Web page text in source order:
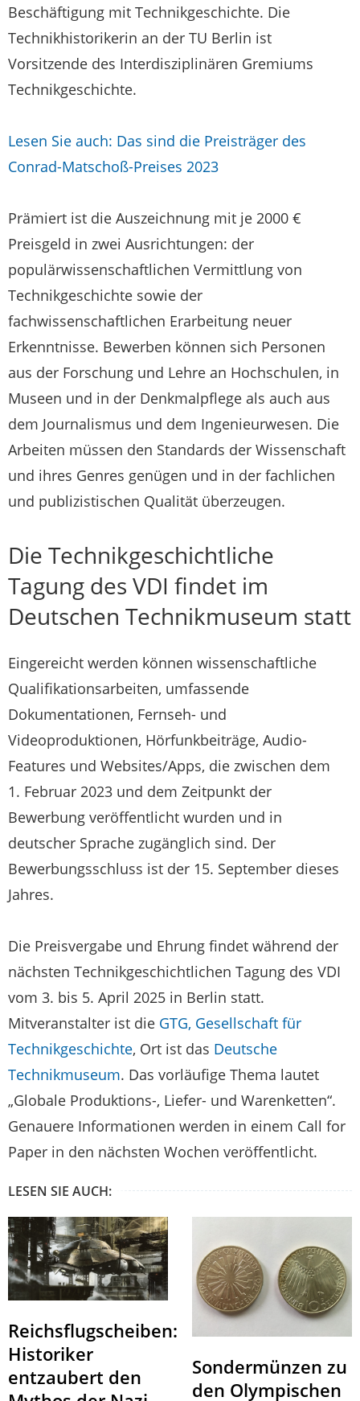
Beschäftigung mit Technikgeschichte. Die
Technikhistorikerin an der TU Berlin ist
Vorsitzende des Interdisziplinären Gremiums
Technikgeschichte.
Lesen Sie auch: Das sind die Preisträger des
Conrad-Matschoß-Preises 2023
Prämiert ist die Auszeichnung mit je 2000 €
Preisgeld in zwei Ausrichtungen: der
populärwissenschaftlichen Vermittlung von
Technikgeschichte sowie der
fachwissenschaftlichen Erarbeitung neuer
Erkenntnisse. Bewerben können sich Personen
aus der Forschung und Lehre an Hochschulen, in
Museen und in der Denkmalpflege als auch aus
dem Journalismus und dem Ingenieurwesen. Die
Arbeiten müssen den Standards der Wissenschaft
und ihres Genres genügen und in der fachlichen
und publizistischen Qualität überzeugen.
Die Technikgeschichtliche
Tagung des VDI findet im
Deutschen Technikmuseum statt
Eingereicht werden können wissenschaftliche
Qualifikationsarbeiten, umfassende
Dokumentationen, Fernseh- und
Videoproduktionen, Hörfunkbeiträge, Audio-
Features und Websites/Apps, die zwischen dem
1. Februar 2023 und dem Zeitpunkt der
Bewerbung veröffentlicht wurden und in
deutscher Sprache zugänglich sind. Der
Bewerbungsschluss ist der 15. September dieses
Jahres.
Die Preisvergabe und Ehrung findet während der
nächsten Technikgeschichtlichen Tagung des VDI
vom 3. bis 5. April 2025 in Berlin statt.
Mitveranstalter ist die GTG, Gesellschaft für
Technikgeschichte, Ort ist das Deutsche
Technikmuseum. Das vorläufige Thema lautet
„Globale Produktions-, Liefer- und Warenketten“.
Genauere Informationen werden in einem Call for
Paper in den nächsten Wochen veröffentlicht.
LESEN SIE AUCH:
Reichsflugscheiben:
Historiker
entzaubert den
Sondermünzen zu
den Olympischen